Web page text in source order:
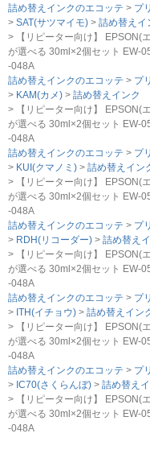
詰め替えインクのエコッテ
プ
SAT(サツマイモ)
詰め替えイ
【リピーター向け】 EPSON(
が選べる 30ml×2個セット EW-
-048A
詰め替えインクのエコッテ
プ
KAM(カメ)
詰め替えインク
【リピーター向け】 EPSON(
が選べる 30ml×2個セット EW-
-048A
詰め替えインクのエコッテ
プ
KUI(クマノミ)
詰め替えイン
【リピーター向け】 EPSON(
が選べる 30ml×2個セット EW-
-048A
詰め替えインクのエコッテ
プ
RDH(リコーダー)
詰め替え
【リピーター向け】 EPSON(
が選べる 30ml×2個セット EW-
-048A
詰め替えインクのエコッテ
プ
ITH(イチョウ)
詰め替えイン
【リピーター向け】 EPSON(
が選べる 30ml×2個セット EW-
-048A
詰め替えインクのエコッテ
プ
IC70(さくらんぼ)
詰め替え
【リピーター向け】 EPSON(
が選べる 30ml×2個セット EW-
-048A